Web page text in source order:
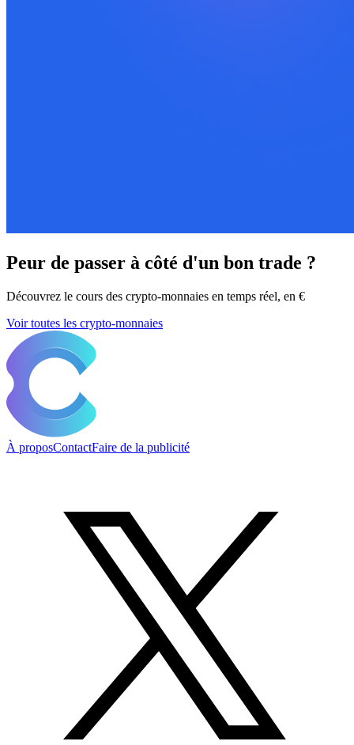
Peur de passer à côté d'un bon trade ?
Découvrez le cours des crypto-monnaies en temps réel, en €
Voir toutes les crypto-monnaies
À proposContactFaire de la publicité